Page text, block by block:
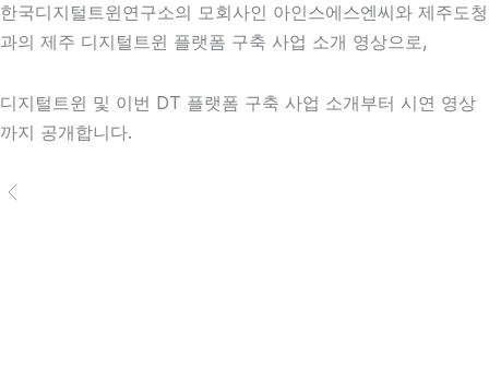
한국디지털트윈연구소의 모회사인 아인스에스엔씨와 제주도청
과의 제주 디지털트윈 플랫폼 구축 사업 소개 영상으로,
디지털트윈 및 이번 DT 플랫폼 구축 사업 소개부터 시연 영상
까지 공개합니다.